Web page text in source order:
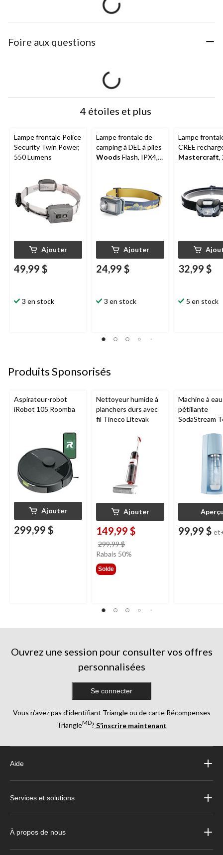
Foire aux questions
4 étoiles et plus
Lampe frontale Police
Security Twin Power,
550 Lumens
Ajouter
49,99 $
3 en stock
Lampe frontale de
camping à DEL à piles
Woods Flash, IPX4,
Ajouter
24,99 $
3 en stock
Lampe
CREE
Mastercraft,
32,99 $
5 en stock
Produits Sponsorisés
Aspirateur-robot
iRobot 105 Roomba
Ajouter
299,99 $
Nettoyeur humide à
planchers durs avec
fil Tineco Litevak
Ajouter
149,99 $
299,99 $
était
Rabais 50%
Solde
Machine à eau
pétillante
SodaStream
99,99 $
Ouvrez une session pour consulter vos offres
personnalisées
Se connecter
Vous n’avez pas d’identifiant Triangle ou de carte Récompenses
TriangleMD? S’inscrire maintenant
Aide
Services et solutions
À propos de nous